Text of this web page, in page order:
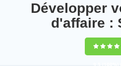
Développer
d'affaire :
9,5(100%)